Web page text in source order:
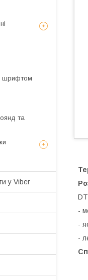
-
-
-
шрифтом
та
у Viber